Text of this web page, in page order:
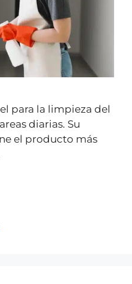
para la limpieza del
diarias. Su
el producto más